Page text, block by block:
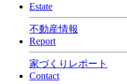
Estate
不動産情報
Report
家づくりレポート
Contact